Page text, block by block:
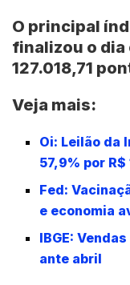
O principal
finalizou o dia
127.018,71
Veja mais:
Oi: Leilão da
57,9% por R$
Fed:
e economia
IBGE:
ante abril